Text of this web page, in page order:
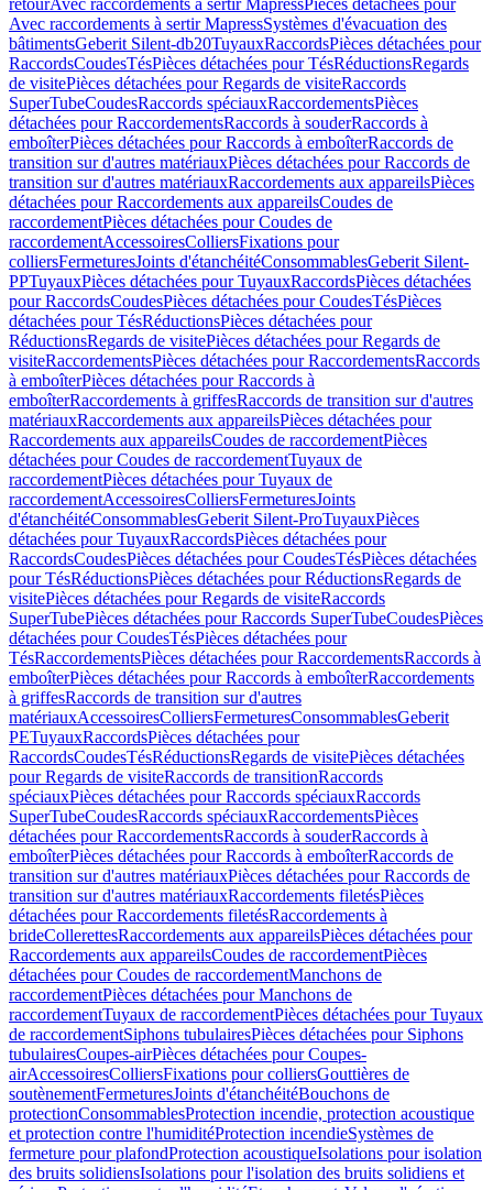
retourAvec raccordements à sertir MapressPièces détachées pour
Avec raccordements à sertir MapressSystèmes d'évacuation des
bâtimentsGeberit Silent-db20TuyauxRaccordsPièces détachées pour
RaccordsCoudesTésPièces détachées pour TésRéductionsRegards
de visitePièces détachées pour Regards de visiteRaccords
SuperTubeCoudesRaccords spéciauxRaccordementsPièces
détachées pour RaccordementsRaccords à souderRaccords à
emboîterPièces détachées pour Raccords à emboîterRaccords de
transition sur d'autres matériauxPièces détachées pour Raccords de
transition sur d'autres matériauxRaccordements aux appareilsPièces
détachées pour Raccordements aux appareilsCoudes de
raccordementPièces détachées pour Coudes de
raccordementAccessoiresColliersFixations pour
colliersFermeturesJoints d'étanchéitéConsommablesGeberit Silent-
PPTuyauxPièces détachées pour TuyauxRaccordsPièces détachées
pour RaccordsCoudesPièces détachées pour CoudesTésPièces
détachées pour TésRéductionsPièces détachées pour
RéductionsRegards de visitePièces détachées pour Regards de
visiteRaccordementsPièces détachées pour RaccordementsRaccords
à emboîterPièces détachées pour Raccords à
emboîterRaccordements à griffesRaccords de transition sur d'autres
matériauxRaccordements aux appareilsPièces détachées pour
Raccordements aux appareilsCoudes de raccordementPièces
détachées pour Coudes de raccordementTuyaux de
raccordementPièces détachées pour Tuyaux de
raccordementAccessoiresColliersFermeturesJoints
d'étanchéitéConsommablesGeberit Silent-ProTuyauxPièces
détachées pour TuyauxRaccordsPièces détachées pour
RaccordsCoudesPièces détachées pour CoudesTésPièces détachées
pour TésRéductionsPièces détachées pour RéductionsRegards de
visitePièces détachées pour Regards de visiteRaccords
SuperTubePièces détachées pour Raccords SuperTubeCoudesPièces
détachées pour CoudesTésPièces détachées pour
TésRaccordementsPièces détachées pour RaccordementsRaccords à
emboîterPièces détachées pour Raccords à emboîterRaccordements
à griffesRaccords de transition sur d'autres
matériauxAccessoiresColliersFermeturesConsommablesGeberit
PETuyauxRaccordsPièces détachées pour
RaccordsCoudesTésRéductionsRegards de visitePièces détachées
pour Regards de visiteRaccords de transitionRaccords
spéciauxPièces détachées pour Raccords spéciauxRaccords
SuperTubeCoudesRaccords spéciauxRaccordementsPièces
détachées pour RaccordementsRaccords à souderRaccords à
emboîterPièces détachées pour Raccords à emboîterRaccords de
transition sur d'autres matériauxPièces détachées pour Raccords de
transition sur d'autres matériauxRaccordements filetésPièces
détachées pour Raccordements filetésRaccordements à
brideCollerettesRaccordements aux appareilsPièces détachées pour
Raccordements aux appareilsCoudes de raccordementPièces
détachées pour Coudes de raccordementManchons de
raccordementPièces détachées pour Manchons de
raccordementTuyaux de raccordementPièces détachées pour Tuyaux
de raccordementSiphons tubulairesPièces détachées pour Siphons
tubulairesCoupes-airPièces détachées pour Coupes-
airAccessoiresColliersFixations pour colliersGouttières de
soutènementFermeturesJoints d'étanchéitéBouchons de
protectionConsommablesProtection incendie, protection acoustique
et protection contre l'humiditéProtection incendieSystèmes de
fermeture pour plafondProtection acoustiqueIsolations pour isolation
des bruits solidiensIsolations pour l'isolation des bruits solidiens et